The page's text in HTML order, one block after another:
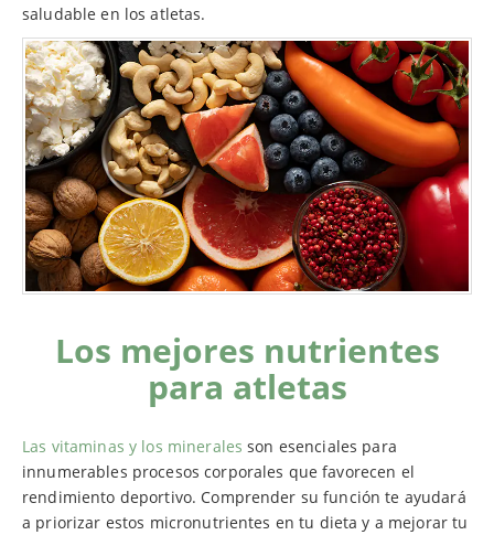
saludable en los atletas.
Los mejores nutrientes
para atletas
Las vitaminas y los minerales son esenciales para
innumerables procesos corporales que favorecen el
rendimiento deportivo. Comprender su función te ayudará
a priorizar estos micronutrientes en tu dieta y a mejorar tu